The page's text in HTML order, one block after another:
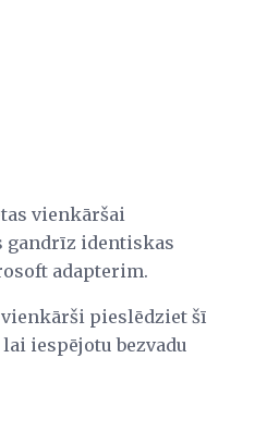
vienkāršai
gandrīz identiskas
adapterim.
pieslēdziet šī
iespējotu bezvadu